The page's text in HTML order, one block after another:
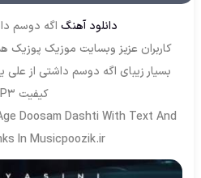
دانلود آهنگ اگه دوسم
کاربران عزیز وبسایت موزیک پوزیک
بسیار زیبای اگه دوسم داشتی از
کیفیت MP3
Doosam Dashti With Text And
In Musicpoozik.ir